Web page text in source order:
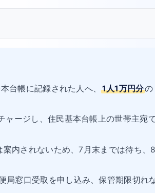
台帳に記録された人へ、1人1万円分の
ャージし、住民基本台帳上の世帯主宛て
内されないため、7月末までは待ち、8
局窓口受取を申し込み、保管期限切れ